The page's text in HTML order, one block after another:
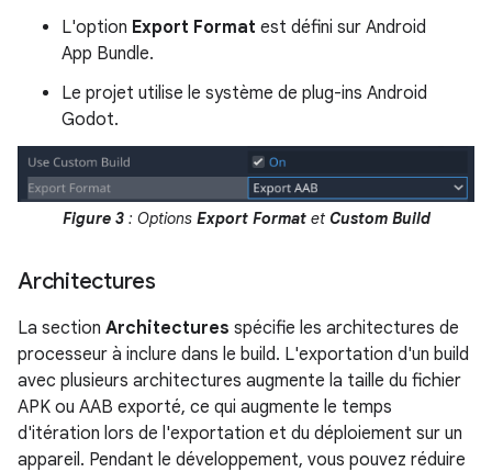
L'option Export Format est défini sur Android
App Bundle.
Le projet utilise le système de plug-ins Android
Godot.
Figure 3: Options Export Formatet Custom Build
Architectures
La section Architectures spécifie les architectures de
processeur à inclure dans le build. L'exportation d'un build
avec plusieurs architectures augmente la taille du fichier
APK ou AAB exporté, ce qui augmente le temps
d'itération lors de l'exportation et du déploiement sur un
appareil. Pendant le développement, vous pouvez réduire